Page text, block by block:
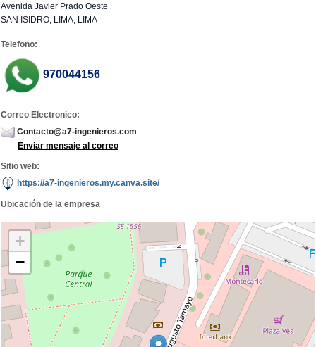
Avenida Javier Prado Oeste
SAN ISIDRO, LIMA, LIMA
Telefono:
970044156
Correo Electronico:
Contacto@a7-ingenieros.com
Enviar mensaje al correo
Sitio web:
https://a7-ingenieros.my.canva.site/
Ubicación de la empresa
+
−